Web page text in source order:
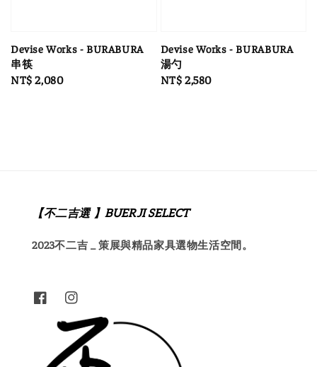
Devise Works - BURABURA
串筷
Regular
NT$ 2,080
Devise Works - BURABURA
湯勺
Regular
NT$ 2,580
【不二吉選 】BUERJI SELECT
2023不二吉 _ 策展與精品家具選物生活空間。